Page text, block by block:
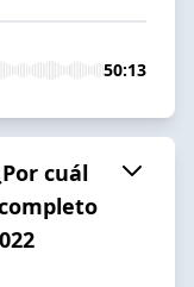
50:13
cuál